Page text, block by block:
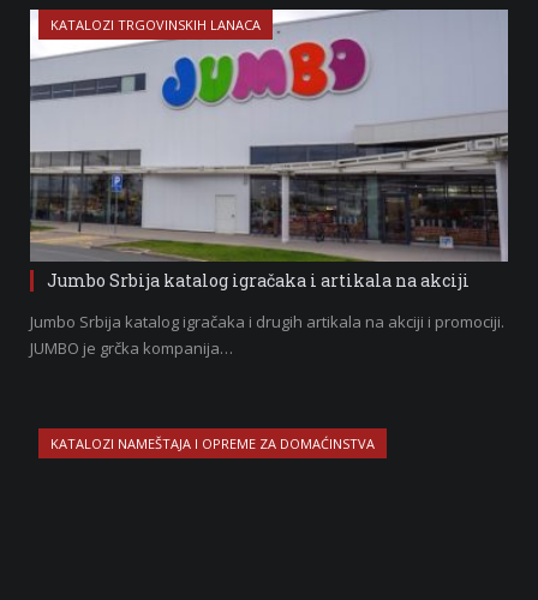
KATALOZI TRGOVINSKIH LANACA
Jumbo Srbija katalog igračaka i artikala na akciji
Jumbo Srbija katalog igračaka i drugih artikala na akciji i promociji.
JUMBO je grčka kompanija…
KATALOZI NAMEŠTAJA I OPREME ZA DOMAĆINSTVA